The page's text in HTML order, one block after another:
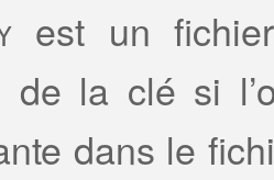
est un
de la clé si
dans le